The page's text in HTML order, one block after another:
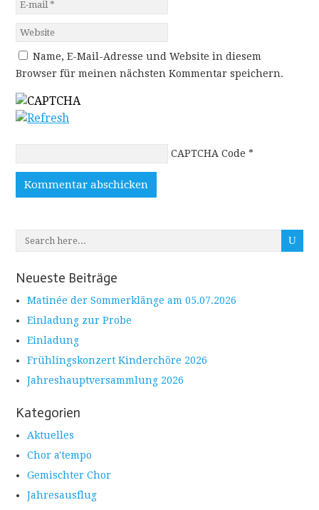
Name, E-Mail-Adresse und Website in diesem
Browser für meinen nächsten Kommentar speichern.
CAPTCHA Code *
Neueste Beiträge
Matinée der Sommerklänge am 05.07.2026
Einladung zur Probe
Einladung
Frühlingskonzert Kinderchöre 2026
Jahreshauptversammlung 2026
Kategorien
Aktuelles
Chor a'tempo
Gemischter Chor
Jahresausflug